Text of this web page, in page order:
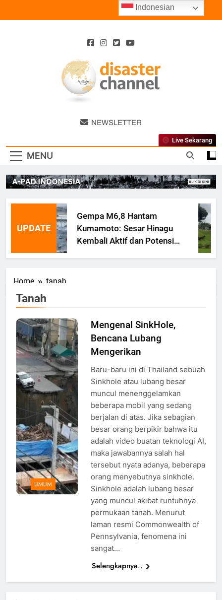
Disaster
Channel
NEWSLETTER
MENU
Live Sekarang
UPDATE
Gempa M6,8 Hantam
Kumamoto: Sesar Hinagu
Kembali Aktif dan Potensi
Gempa Susulan
Home tanah
Tanah
Kejadian
Sinkhole di
Thailand,
Foto: Dok.
aljazeera.com
UMUM
Mengenal SinkHole,
Bencana Lubang
Mengerikan
Baru-baru ini di Thailand sebuah
Sinkhole atau lubang besar
muncul menenggelamkan
beberapa mobil yang sedang
berjalan di atas. Jika sebagian
besar orang berpikir bahwa itu
adalah video buatan teknologi AI,
maka jawabannya salah hal
tersebut nyata adanya, beberapa
orang menyebutnya sinkhole.
Sinkhole adalah lubang besar
yang muncul akibat runtuhnya
permukaan tanah. Menurut
laman resmi Commonwealth of
Pennsylvania, fenomena ini
sangat…
Selengkapnya..
Indonesian